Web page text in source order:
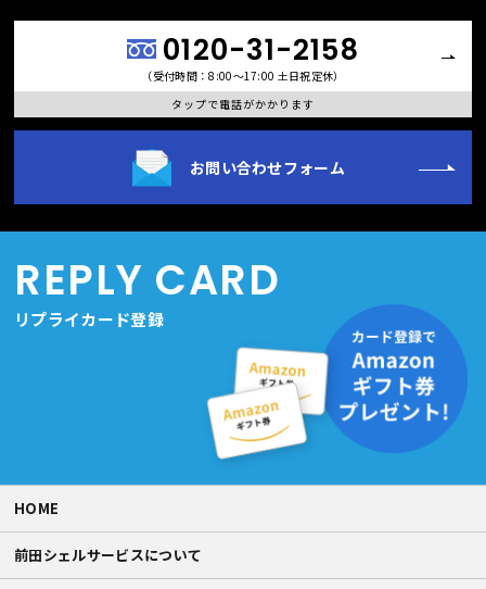
0120-31-2158
（受付時間：8:00〜17:00 土日祝定休）
タップで電話がかかります
お問い合わせフォーム
REPLY CARD
リプライカード登録
HOME
前田シェルサービスについて